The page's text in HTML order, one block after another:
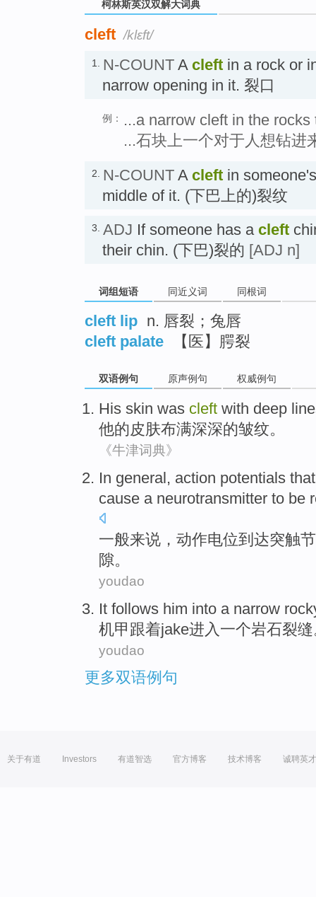
柯林斯英汉双解大词典
cleft /klɛft/
1. N-COUNT A cleft in a rock or
narrow opening in it. 裂口
例：
...a narrow cleft in the
...石块上一个对于人想钻进
2. N-COUNT A cleft in
middle of it. (下巴上的)裂纹
3. ADJ If someone has a cleft
their chin. (下巴)裂的 [ADJ n]
词组短语 同近义词 同根词
cleft lip n. 唇裂；兔唇
cleft palate
【医】腭裂
双语例句 原声例句 权威例句
His skin was cleft with deep
他的 皮肤布满深深的皱纹。
《牛津词典》
In general, action potentials that
cause a neurotransmitter to be
一般来说， 动作电位到达突触
隙。
youdao
It follows him into a narrow
机甲 跟着jake进入 一个岩石裂缝
youdao
更多双语例句
关于有道 Investors 有道智选 官方博客 技术博客 诚聘英才